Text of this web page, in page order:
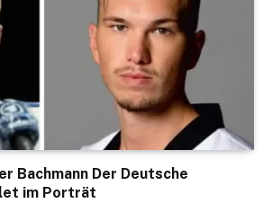
Bachmann Der Deutsche
im Porträt